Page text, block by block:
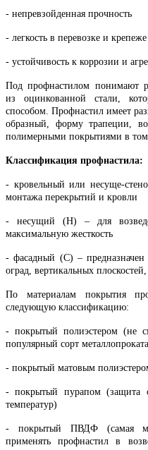
- непревзойденная прочность
- легкость в перевозке и
- устойчивость к коррозии и
Под профнастилом понимают
из оцинкованной стали,
способом. Профнастил имеет
образный, форму трапеции,
полимерными покрытиями в
Классификация профнастила:
- кровельный или несуще-
монтажа перекрытий и кровли
- несущий (Н) – для
максимальную жесткость
- фасадный (С) – предназначен
оград, вертикальных
По материалам покрытия
следующую классификацию:
- покрытый полиэстером (не
популярный сорт
- покрытый матовым
- покрытый пурапом (защита
температур)
- покрытый ПВДФ (самая
применять профнастил в